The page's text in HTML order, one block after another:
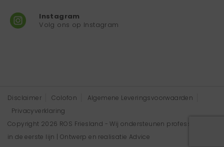
Instagram
Volg ons op Instagram
Disclaimer Colofon
Algemene Leveringsvoorwaarden
Privacyverklaring
Copyright 2026 ROS Friesland - Wij ondersteunen professionals
in de eerste lijn | Ontwerp en realisatie Advice